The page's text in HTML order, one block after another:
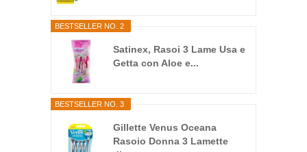
BESTSELLER NO. 2
Satinex, Rasoi 3 Lame Usa e
Getta con Aloe e...
BESTSELLER NO. 3
Gillette Venus Oceana
Rasoio Donna 3 Lamette